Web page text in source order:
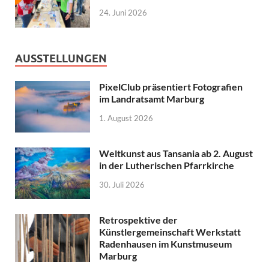
24. Juni 2026
AUSSTELLUNGEN
PixelClub präsentiert Fotografien
im Landratsamt Marburg
1. August 2026
Weltkunst aus Tansania ab 2. August
in der Lutherischen Pfarrkirche
30. Juli 2026
Retrospektive der
Künstlergemeinschaft Werkstatt
Radenhausen im Kunstmuseum
Marburg